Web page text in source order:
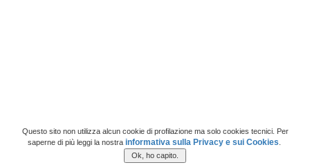
Questo sito non utilizza alcun cookie di profilazione ma solo cookies tecnici. Per
saperne di più leggi la nostra informativa sulla Privacy e sui Cookies